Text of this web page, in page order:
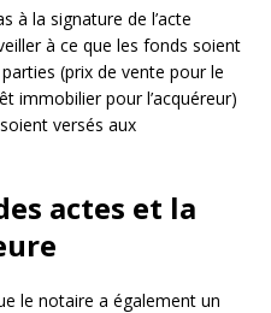
à la signature de l’acte
à ce que les fonds soient
(prix de vente pour le
immobilier pour l’acquéreur)
versés aux
actes et la
le notaire a également un